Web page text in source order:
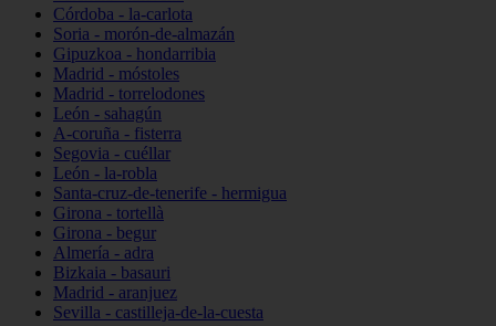
Córdoba - la-carlota
Soria - morón-de-almazán
Gipuzkoa - hondarribia
Madrid - móstoles
Madrid - torrelodones
León - sahagún
A-coruña - fisterra
Segovia - cuéllar
León - la-robla
Santa-cruz-de-tenerife - hermigua
Girona - tortellà
Girona - begur
Almería - adra
Bizkaia - basauri
Madrid - aranjuez
Sevilla - castilleja-de-la-cuesta